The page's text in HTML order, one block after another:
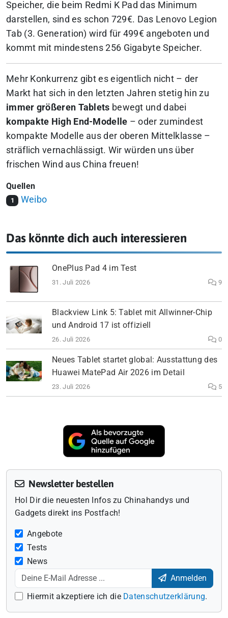
Speicher, die beim Redmi K Pad das Minimum
darstellen, sind es schon 729€. Das Lenovo Legion
Tab (3. Generation) wird für 499€ angeboten und
kommt mit mindestens 256 Gigabyte Speicher.
Mehr Konkurrenz gibt es eigentlich nicht – der
Markt hat sich in den letzten Jahren stetig hin zu
immer größeren Tablets bewegt und dabei
kompakte High End-Modelle – oder zumindest
kompakte Modelle aus der oberen Mittelklasse –
sträflich vernachlässigt. Wir würden uns über
frischen Wind aus China freuen!
Quellen
1 Weibo
Das könnte dich auch interessieren
OnePlus Pad 4 im Test
31. Juli 2026 9
Blackview Link 5: Tablet mit Allwinner-Chip
und Android 17 ist offiziell
26. Juli 2026 0
Neues Tablet startet global: Ausstattung des
Huawei MatePad Air 2026 im Detail
23. Juli 2026 5
Newsletter bestellen
Hol Dir die neuesten Infos zu Chinahandys und
Gadgets direkt ins Postfach!
Angebote
Tests
News
Anmelden
Hiermit akzeptiere ich die Datenschutzerklärung.